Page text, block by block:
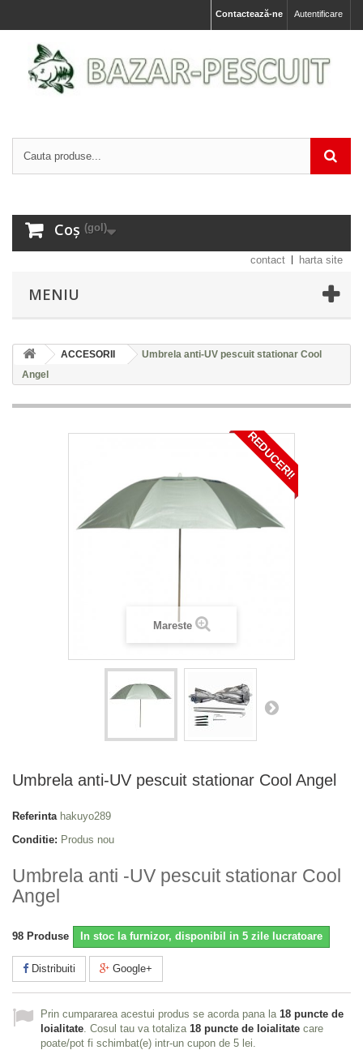
Autentificare
Contactează-ne
Coș (gol)
contact harta site
MENIU
ACCESORII
Umbrela anti-UV pescuit stationar Cool
Angel
REDUCERI!
Mareste
Umbrela anti-UV pescuit stationar Cool Angel
Referinta hakuyo289
Conditie: Produs nou
Umbrela anti -UV pescuit stationar Cool
Angel
98 Produse In stoc la furnizor, disponibil in 5 zile lucratoare
Distribuiti Google+
Prin cumpararea acestui produs se acorda pana la 18 puncte de
loialitate . Cosul tau va totaliza 18 puncte de loialitate care
poate/pot fi schimbat(e) intr-un cupon de 5 lei